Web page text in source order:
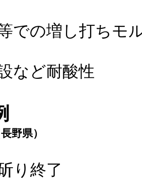
での増し打ちモ
など耐酸性
野県）
り終了